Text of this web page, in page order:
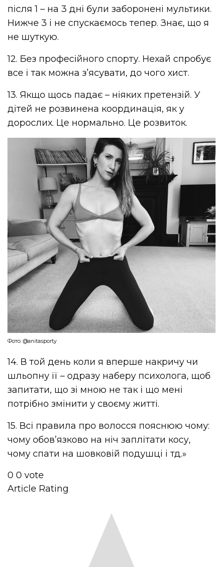
після 1 – на 3 дні були заборонені мультики.
Нижче 3 і не спускаємось тепер. Знає, що я
не шуткую.
12. Без професійного спорту. Нехай спробує
все і так можна з’ясувати, до чого хист.
13. Якщо щось падає – ніяких претензій. У
дітей не розвинена координація, як у
дорослих. Це нормально. Це розвиток.
Фото: @anitasporty
14. В той день коли я вперше накричу чи
шльопну її – одразу наберу психолога, щоб
запитати, що зі мною не так і що мені
потрібно змінити у своєму житті.
15. Всі правила про волосся пояснюю чому:
чому обов’язково на ніч заплітати косу,
чому спати на шовковій подушці і тд.»
0 0 vote
Article Rating